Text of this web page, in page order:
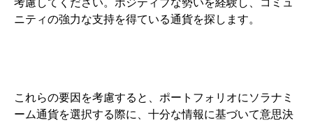
ニティの強力な支持を得ている通貨を探します。
これらの要因を考慮すると、ポートフォリオにソラナミ
ーム通貨を選択する際に、十分な情報に基づいて意思決